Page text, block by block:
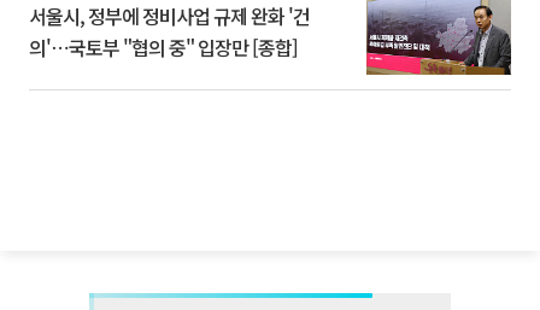
서울시, 정부에 정비사업 규제 완화 '건
의'⋯국토부 "협의 중" 입장만 [종합]